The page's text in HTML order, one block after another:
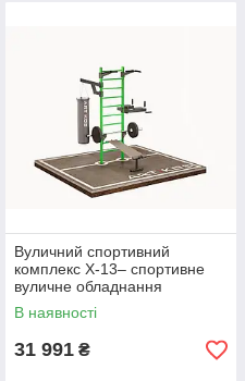
Вуличний спортивний
комплекс Х-13– спортивне
вуличне обладнання
В наявності
31 991 ₴